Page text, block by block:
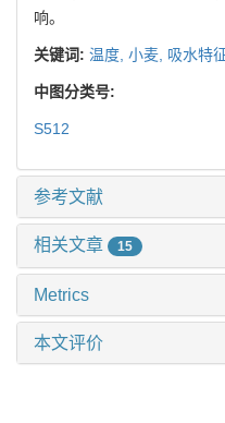
响。
关键词: 温度, 小麦, 吸水特
中图分类号:
S512
参考文献
相关文章 15
Metrics
本文评价